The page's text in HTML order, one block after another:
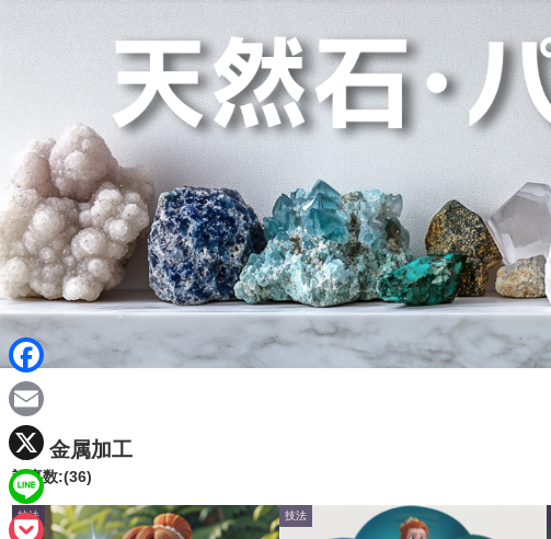
金属加工
記事数:(36)
技法 技法
F
a
c
e
b
E
m
a
X
L